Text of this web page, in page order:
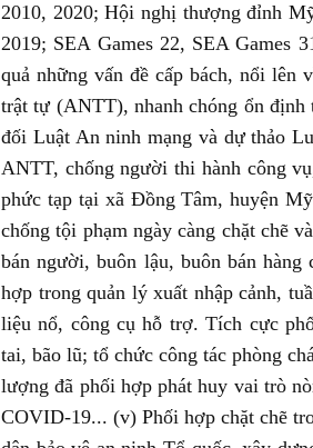
2010, 2020; Hội nghị thượng đỉnh
2019; SEA Games 22, SEA
quả những vấn đề cấp bách, nổi lên
trật tự (ANTT), nhanh chóng ổn
đối Luật An ninh mạng và dự thảo
ANTT, chống người thi hành công
phức tạp tại xã Đồng Tâm, huyện
chống tội phạm ngày càng chặt chẽ
bán người, buôn lậu, buôn bán
hợp trong quản lý xuất nhập cảnh,
liệu nổ, công cụ hỗ trợ. Tích cực
tai, bão lũ; tổ chức công tác phòng
lượng đã phối hợp phát huy vai trò
COVID-19... (v) Phối hợp chặt chẽ